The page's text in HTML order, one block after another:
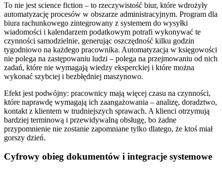
To nie jest science fiction – to rzeczywistość biur, które wdrożyły
automatyzację procesów w obszarze administracyjnym. Program dla
biura rachunkowego zintegrowany z systemem do wysyłki
wiadomości i kalendarzem podatkowym potrafi wykonywać te
czynności samodzielnie, generując oszczędność kilku godzin
tygodniowo na każdego pracownika. Automatyzacja w księgowości
nie polega na zastępowaniu ludzi – polega na przejmowaniu od nich
zadań, które nie wymagają wiedzy eksperckiej i które można
wykonać szybciej i bezbłędniej maszynowo.
Efekt jest podwójny: pracownicy mają więcej czasu na czynności,
które naprawdę wymagają ich zaangażowania – analizę, doradztwo,
kontakt z klientem w trudniejszych sprawach. A klienci otrzymują
bardziej terminową i przewidywalną obsługę, bo żadne
przypomnienie nie zostanie zapomniane tylko dlatego, że ktoś miał
gorszy dzień.
Cyfrowy obieg dokumentów i integracje systemowe